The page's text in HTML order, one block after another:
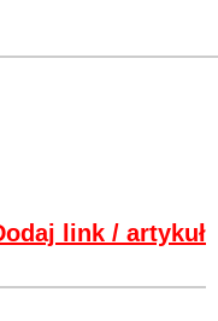
link / artykuł